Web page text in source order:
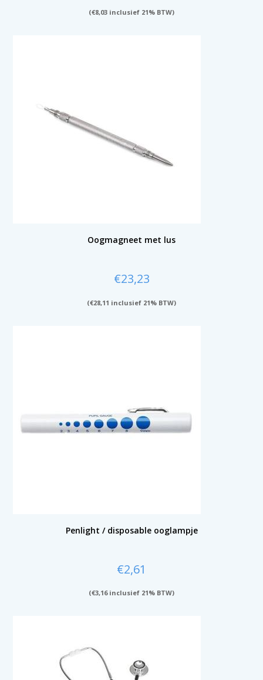
(€8,03 inclusief 21% BTW)
Oogmagneet met lus
€23,23
(€28,11 inclusief 21% BTW)
Penlight / disposable ooglampje
€2,61
(€3,16inclusief 21% BTW)